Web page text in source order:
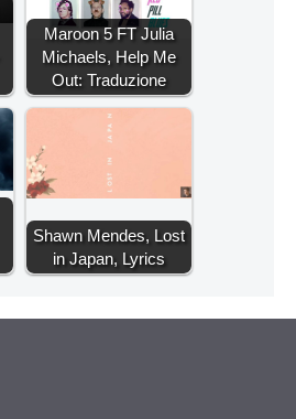
Maroon 5 FT Julia
Michaels, Help Me
Out: Traduzione
Shawn Mendes, Lost
in Japan, Lyrics